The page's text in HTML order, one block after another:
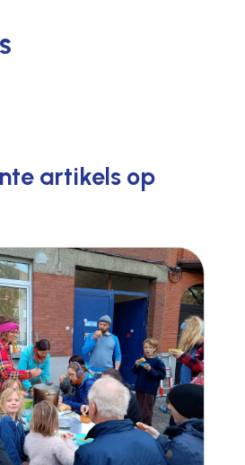
artikels op